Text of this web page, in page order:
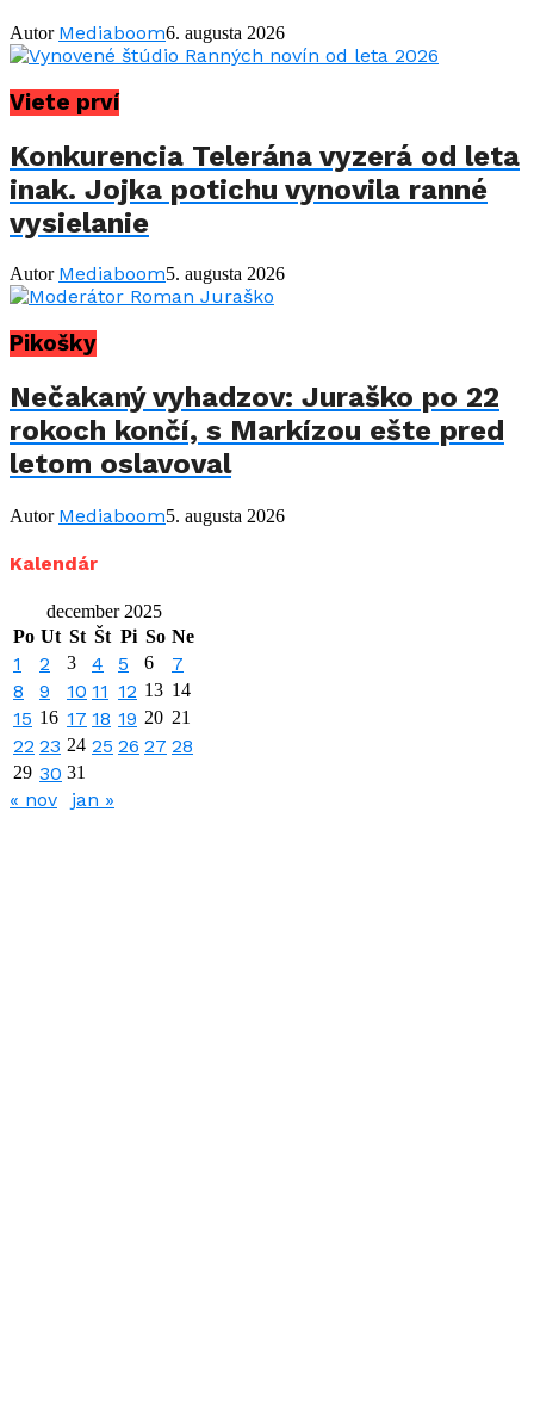
Autor Mediaboom6. augusta 2026
Viete prví
Konkurencia Telerána vyzerá od leta
inak. Jojka potichu vynovila ranné
vysielanie
Autor Mediaboom5. augusta 2026
Pikošky
Nečakaný vyhadzov: Juraško po 22
rokoch končí, s Markízou ešte pred
letom oslavoval
Autor Mediaboom5. augusta 2026
Kalendár
december 2025
Po Ut St Št Pi So Ne
1 2 3 4 5 6
7
8
9 10 11 12 13 14
15 16 17 18 19 20 21
22 23 24 25 26 27 28
29 30 31
« nov jan »